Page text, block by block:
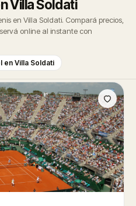
Villa Soldati
en Villa Soldati. Compará precios,
online al instante con
en Villa Soldati